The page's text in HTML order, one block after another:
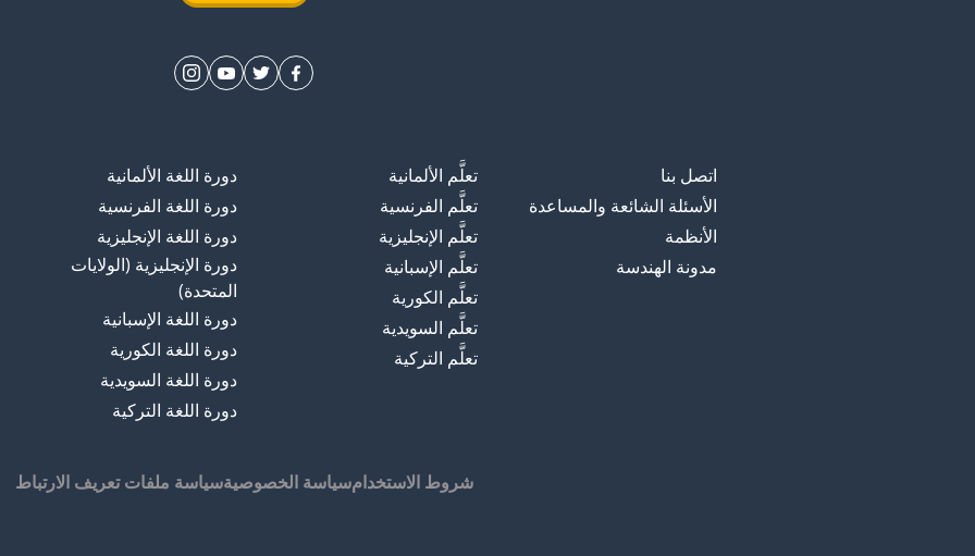
اتصل بنا
الأسئلة الشائعة والمساعدة
الأنظمة
مدونة الهندسة
تعلَّم الألمانية
تعلَّم الفرنسية
تعلَّم الإنجليزية
تعلَّم الإسبانية
تعلَّم الكورية
تعلَّم السويدية
تعلَّم التركية
دورة اللغة الألمانية
دورة اللغة الفرنسية
دورة اللغة الإنجليزية
دورة الإنجليزية (الولايات
المتحدة)
دورة اللغة الإسبانية
دورة اللغة الكورية
دورة اللغة السويدية
دورة اللغة التركية
شروط الاستخدامسياسة الخصوصيةسياسة ملفات تعريف الارتباط